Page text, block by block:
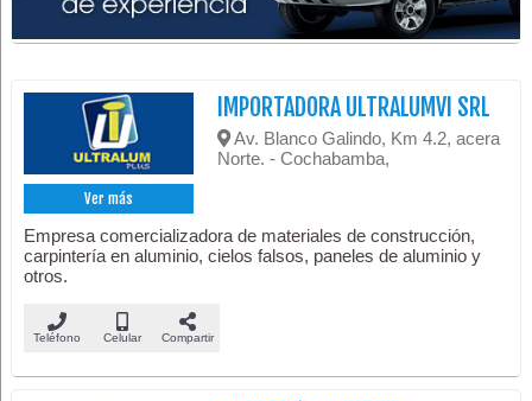
Ver más
IMPORTADORA ULTRALUMVI SRL
Av. Blanco Galindo, Km 4.2, acera
Norte. - Cochabamba,
Empresa comercializadora de materiales de construcción,
carpintería en aluminio, cielos falsos, paneles de aluminio y
otros.
Teléfono Celular Compartir